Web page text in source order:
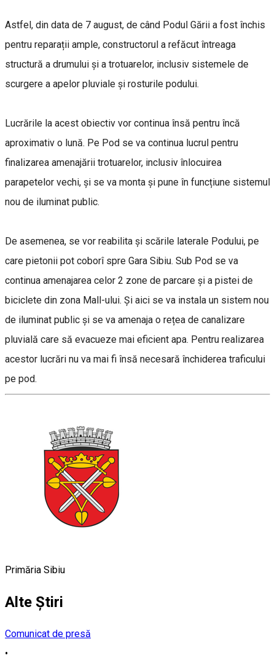
Astfel, din data de 7 august, de când Podul Gării a fost închis
pentru reparații ample, constructorul a refăcut întreaga
structură a drumului și a trotuarelor, inclusiv sistemele de
scurgere a apelor pluviale și rosturile podului.
Lucrările la acest obiectiv vor continua însă pentru încă
aproximativ o lună. Pe Pod se va continua lucrul pentru
finalizarea amenajării trotuarelor, inclusiv înlocuirea
parapetelor vechi, și se va monta și pune în funcțiune sistemul
nou de iluminat public.
De asemenea, se vor reabilita și scările laterale Podului, pe
care pietonii pot coborî spre Gara Sibiu. Sub Pod se va
continua amenajarea celor 2 zone de parcare și a pistei de
biciclete din zona Mall-ului. Și aici se va instala un sistem nou
de iluminat public și se va amenaja o rețea de canalizare
pluvială care să evacueze mai eficient apa. Pentru realizarea
acestor lucrări nu va mai fi însă necesară închiderea traficului
pe pod.
Primăria Sibiu
Alte Știri
Comunicat de presă
•